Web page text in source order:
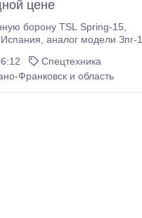
цене
борону TSL Spring-15,
модели Зпг-15,
предусматривает 2
транспортное. Технические
Спецтехника
Франковск и область